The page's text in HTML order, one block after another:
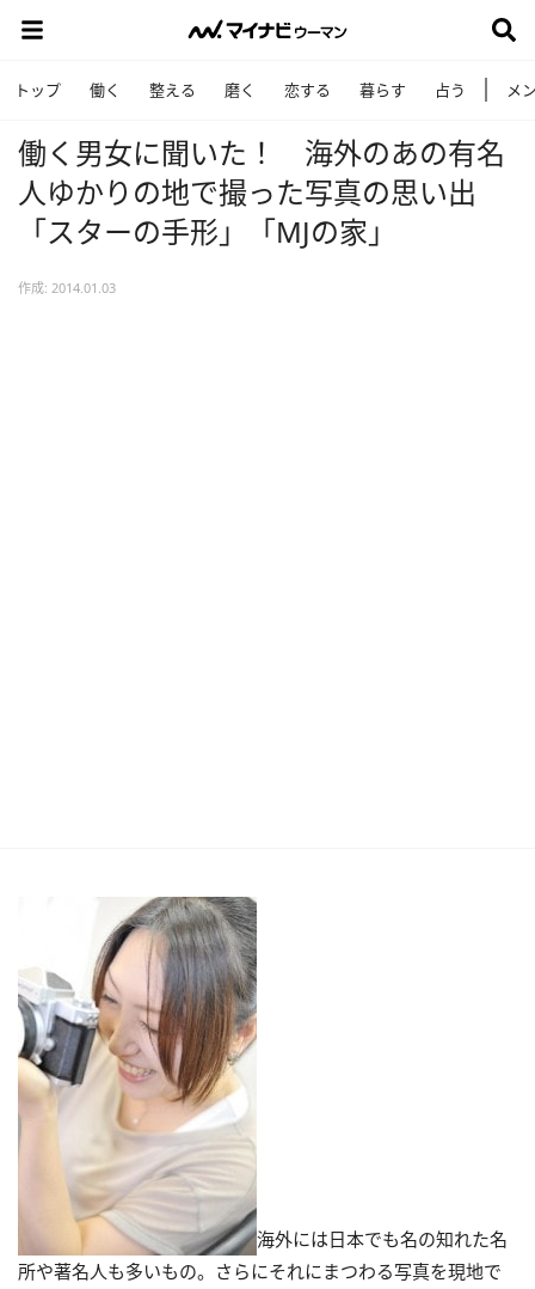
トップ 働く 整える 磨く 恋する 暮らす 占う メ
働く男女に聞いた！ 海外のあの有名
人ゆかりの地で撮った写真の思い出
「スターの手形」「MJの家」
作成: 2014.01.03
海外には日本でも名の知れた名
所や著名人も多いもの。さらにそれにまつわる写真を現地で